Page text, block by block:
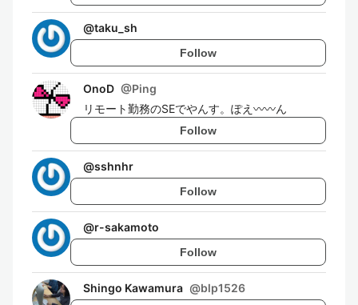
@taku_sh
Follow
OnoD @Ping
リモート勤務のSEでやんす。ぽえ〰️〰️ん
Follow
@sshnhr
Follow
@r-sakamoto
Follow
Shingo Kawamura @blp1526